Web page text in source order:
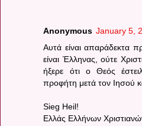
Anonymous January 5,
Αυτά είναι απαράδεκτα
είναι Έλληνας, ούτε
ήξερε ότι ο Θεός
προφήτη μετά τον Ιησού
Sieg Heil!
Ελλάς Ελλήνων